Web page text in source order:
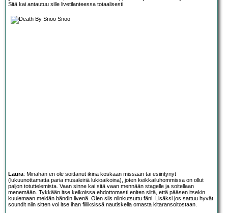
Sitä kai antautuu sille livetilanteessa totaalisesti.
Laura: Minähän en ole soittanut ikinä koskaan missään tai esiintynyt
(lukuunottamatta paria musaleiriä lukioaikoina), joten keikkailuhommissa on ollut
paljon totuttelemista. Vaan sinne kai sitä vaan mennään stagelle ja soitellaan
menemään. Tykkään itse keikoissa ehdottomasti eniten siitä, että pääsen itsekin
kuulemaan meidän bändin livenä. Olen siis niinkutsuttu fäni. Lisäksi jos sattuu hyvät
soundit niin sitten voi itse ihan fiiliksissä nautiskella omasta kitaransoitostaan.